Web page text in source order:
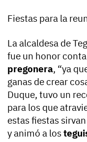
Fiestas para la
La alcaldesa de
fue un honor
pregonera, “ya
ganas de crear
Duque, tuvo un
para los que
estas fiestas
y animó a los